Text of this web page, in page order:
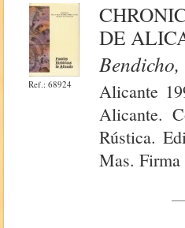
Ref.: 68924
DE
Alicante
Alicante.
Rústica.
Mas.